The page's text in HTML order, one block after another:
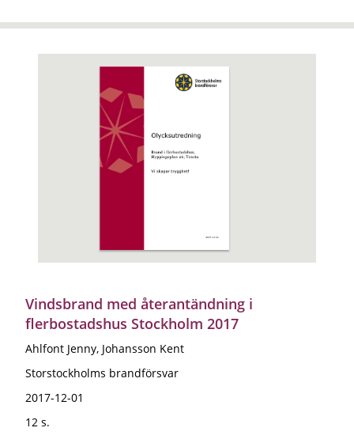
Vindsbrand med återantändning i
flerbostadshus Stockholm 2017
Ahlfont Jenny, Johansson Kent
Storstockholms brandförsvar
2017-12-01
12 s.